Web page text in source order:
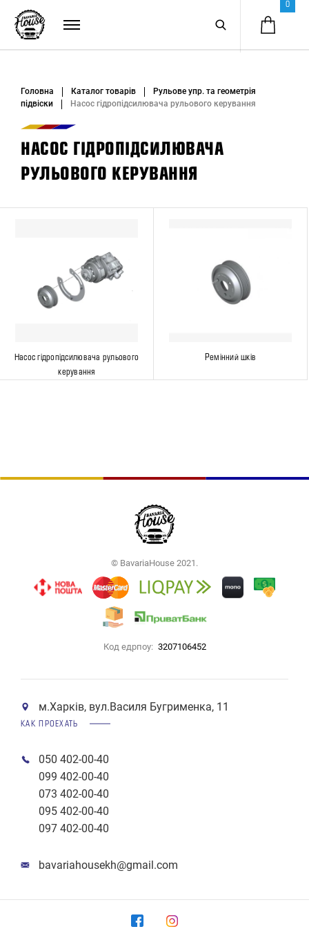
0
Головна Каталог товарів
Рульове упр. та геометрія
підвіски
Насос гідропідсилювача рульового керування
НАСОС ГІДРОПІДСИЛЮВАЧА
РУЛЬОВОГО КЕРУВАННЯ
Насос гідропідсилювача рульового
керування
Ремінний шків
© BavariaHouse 2021.
Код едрпоу: 3207106452
м.Харків, вул.Василя Бугрименка, 11
КАК ПРОЕХАТЬ
050 402-00-40
099 402-00-40
073 402-00-40
095 402-00-40
097 402-00-40
bavariahousekh@gmail.com